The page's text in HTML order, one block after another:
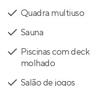
Quadra multiuso
Sauna
Piscinas com deck
molhado
Salão de jogos